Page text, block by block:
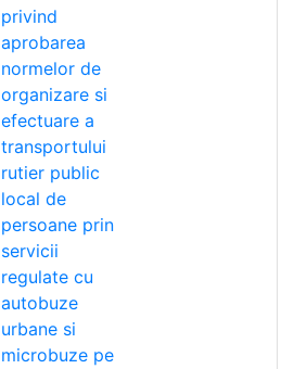
privind
aprobarea
normelor de
organizare si
efectuare a
transportului
rutier public
local de
persoane prin
servicii
regulate cu
autobuze
urbane si
microbuze pe